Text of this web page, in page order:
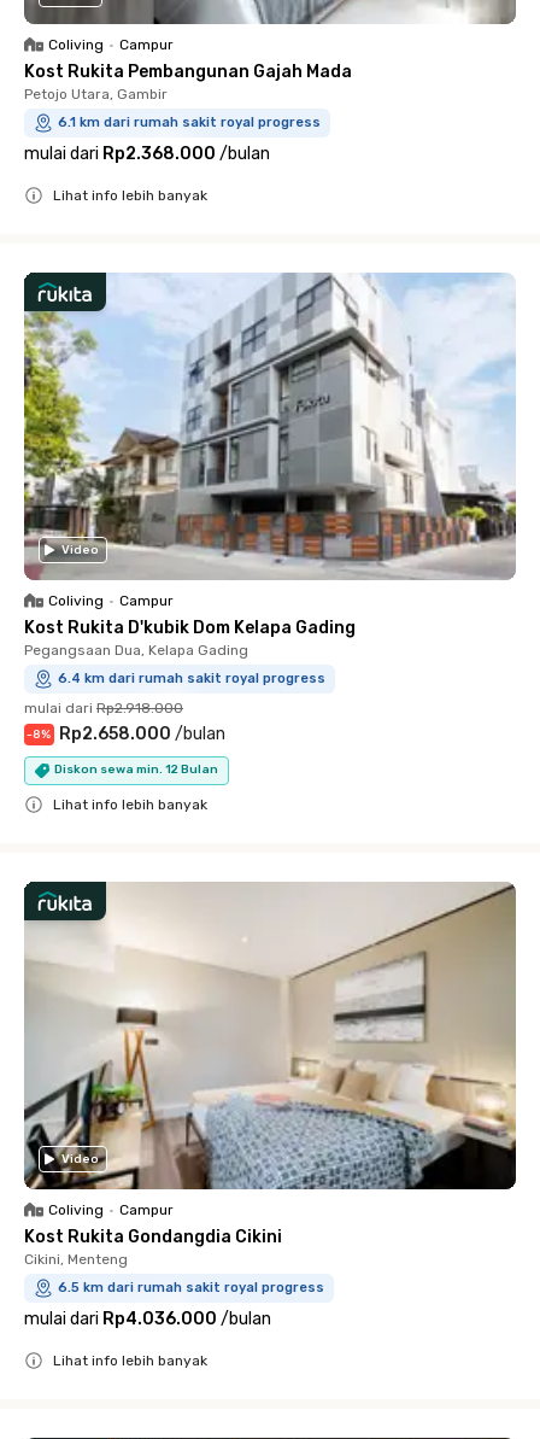
Coliving • Campur
Kost Rukita Pembangunan Gajah Mada
Petojo Utara, Gambir
6.1 km dari rumah sakit royal progress
mulai dari Rp2.368.000 /bulan
Lihat info lebih banyak
Video
Coliving • Campur
Kost Rukita D'kubik Dom Kelapa Gading
Pegangsaan Dua, Kelapa Gading
6.4 km dari rumah sakit royal progress
mulai dari Rp2.918.000
-8% Rp2.658.000 /bulan
Diskon sewa min. 12 Bulan
Lihat info lebih banyak
Video
Coliving • Campur
Kost Rukita Gondangdia Cikini
Cikini, Menteng
6.5 km dari rumah sakit royal progress
mulai dari Rp4.036.000 /bulan
Lihat info lebih banyak